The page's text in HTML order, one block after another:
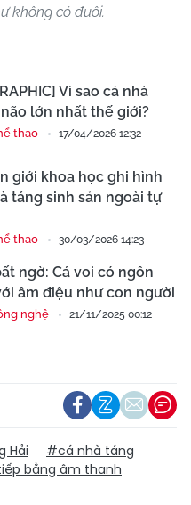
không có đuôi.
Vì sao cá nhà
lớn nhất thế giới?
thao 17/04/2026 12:32
giới khoa học ghi hình
táng sinh sản ngoài tự
thao 30/03/2026 14:23
ngờ: Cá voi có ngôn
âm điệu như con người
nghệ 21/11/2025 00:12
Hải
#cá nhà táng
bằng âm thanh